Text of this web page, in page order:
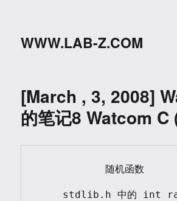
WWW.LAB-Z.COM
[March , 3, 2008]
的笔记8 Watcom C